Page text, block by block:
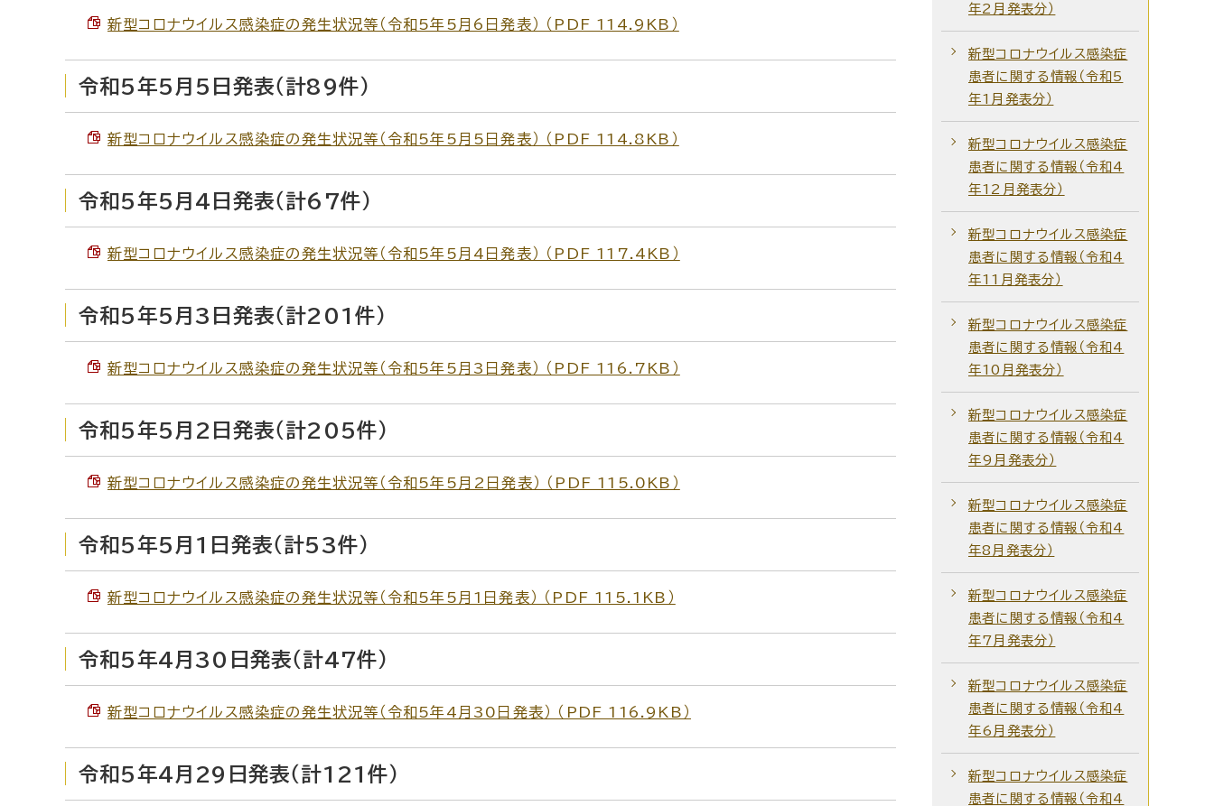
新型コロナウイルス感染症の発生状況等（令和5年5月6日発表） （PDF 114.9KB）
令和5年5月5日発表（計89件）
新型コロナウイルス感染症の発生状況等（令和5年5月5日発表） （PDF 114.8KB）
令和5年5月4日発表（計67件）
新型コロナウイルス感染症の発生状況等（令和5年5月4日発表） （PDF 117.4KB）
令和5年5月3日発表（計201件）
新型コロナウイルス感染症の発生状況等（令和5年5月3日発表） （PDF 116.7KB）
令和5年5月2日発表（計205件）
新型コロナウイルス感染症の発生状況等（令和5年5月2日発表） （PDF 115.0KB）
令和5年5月1日発表（計53件）
新型コロナウイルス感染症の発生状況等（令和5年5月1日発表） （PDF 115.1KB）
令和5年4月30日発表（計47件）
新型コロナウイルス感染症の発生状況等（令和5年4月30日発表） （PDF 116.9KB）
令和5年4月29日発表（計121件）
年2月発表分）
新型コロナウイルス感染症
患者に関する情報（令和5
年1月発表分）
新型コロナウイルス感染症
患者に関する情報（令和4
年12月発表分）
新型コロナウイルス感染症
患者に関する情報（令和4
年11月発表分）
新型コロナウイルス感染症
患者に関する情報（令和4
年10月発表分）
新型コロナウイルス感染症
患者に関する情報（令和4
年9月発表分）
新型コロナウイルス感染症
患者に関する情報（令和4
年8月発表分）
新型コロナウイルス感染症
患者に関する情報（令和4
年7月発表分）
新型コロナウイルス感染症
患者に関する情報（令和4
年6月発表分）
新型コロナウイルス感染症
患者に関する情報（令和4